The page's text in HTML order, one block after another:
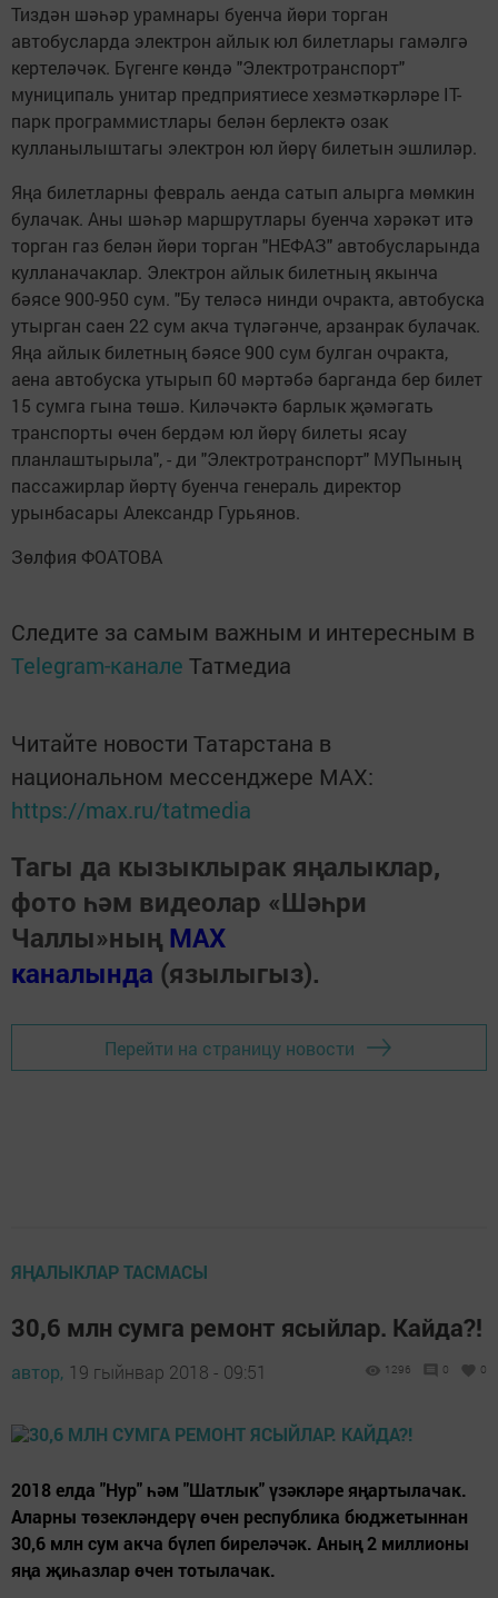
Тиздән шәһәр урамнары буенча йөри торган
автобусларда электрон айлык юл билетлары гамәлгә
кертеләчәк. Бүгенге көндә "Электротранспорт"
муниципаль унитар предприятиесе хезмәткәрләре IT-
парк программистлары белән берлектә озак
кулланылыштагы электрон юл йөрү билетын эшлиләр.
Яңа билетларны февраль аенда сатып алырга мөмкин
булачак. Аны шәһәр маршрутлары буенча хәрәкәт итә
торган газ белән йөри торган "НЕФАЗ" автобусларында
кулланачаклар. Электрон айлык билетның якынча
бәясе 900-950 сум. "Бу теләсә нинди очракта, автобуска
утырган саен 22 сум акча түләгәнче, арзанрак булачак.
Яңа айлык билетның бәясе 900 сум булган очракта,
аена автобуска утырып 60 мәртәбә барганда бер билет
15 сумга гына төшә. Киләчәктә барлык җәмәгать
транспорты өчен бердәм юл йөрү билеты ясау
планлаштырыла", - ди "Электротранспорт" МУПының
пассажирлар йөртү буенча генераль директор
урынбасары Александр Гурьянов.
Зөлфия ФОАТОВА
Следите за самым важным и интересным в
Telegram-канале Татмедиа
Читайте новости Татарстана в
национальном мессенджере MАХ:
https://max.ru/tatmedia
Тагы да кызыклырак яңалыклар,
фото һәм видеолар «Шәһри
Чаллы»ның MAX
каналында (язылыгыз).
Перейти на страницу новости
ЯҢАЛЫКЛАР ТАСМАСЫ
30,6 млн сумга ремонт ясыйлар. Кайда?!
автор, 19 гыйнвар 2018 - 09:51 1296 0 0
2018 елда "Нур" һәм "Шатлык" үзәкләре яңартылачак.
Аларны төзекләндерү өчен республика бюджетыннан
30,6 млн сум акча бүлеп биреләчәк. Аның 2 миллионы
яңа җиһазлар өчен тотылачак.